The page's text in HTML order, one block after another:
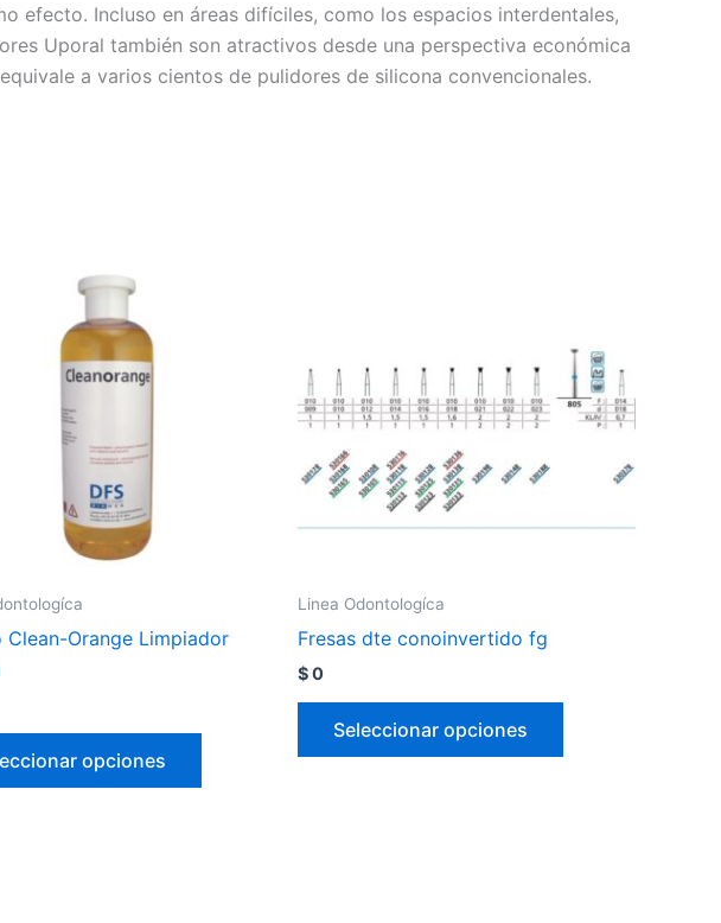
efecto. Incluso en áreas difíciles, como los espacios interdentales,
Uporal también son atractivos desde una perspectiva económica
a varios cientos de pulidores de silicona convencionales.
Clean-Orange Limpiador
opciones
Linea Odontologíca
Fresas dte conoinvertido fg
$0
Seleccionar opciones